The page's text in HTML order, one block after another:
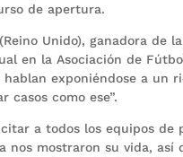
de apertura.
Unido), ganadora de
en la Asociación de
exponiéndose a un
casos como ese”.
a todos los equipos
nos mostraron su vida, así